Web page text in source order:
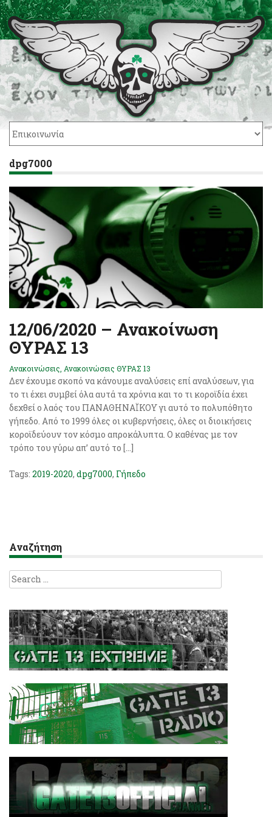
dpg7000
12/06/2020 – Ανακοίνωση
ΘΥΡΑΣ 13
Ανακοινώσεις, Ανακοινώσεις ΘΥΡΑΣ 13
Δεν έχουμε σκοπό να κάνουμε αναλύσεις επί αναλύσεων, για
το τι έχει συμβεί όλα αυτά τα χρόνια και το τι κοροϊδία έχει
δεχθεί ο λαός του ΠΑΝΑΘΗΝΑΪΚΟΥ γι αυτό το πολυπόθητο
γήπεδο. Από το 1999 όλες οι κυβερνήσεις, όλες οι διοικήσεις
κοροϊδεύουν τον κόσμο απροκάλυπτα. Ο καθένας με τον
τρόπο του γύρω απ’ αυτό το […]
Tags: 2019-2020, dpg7000, Γήπεδο
Αναζήτηση
Search
for: